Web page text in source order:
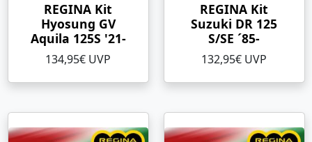
REGINA Kit
Hyosung GV
Aquila 125S '21-
134,95€ UVP
REGINA Kit
Suzuki DR 125
S/SE ´85-
132,95€ UVP